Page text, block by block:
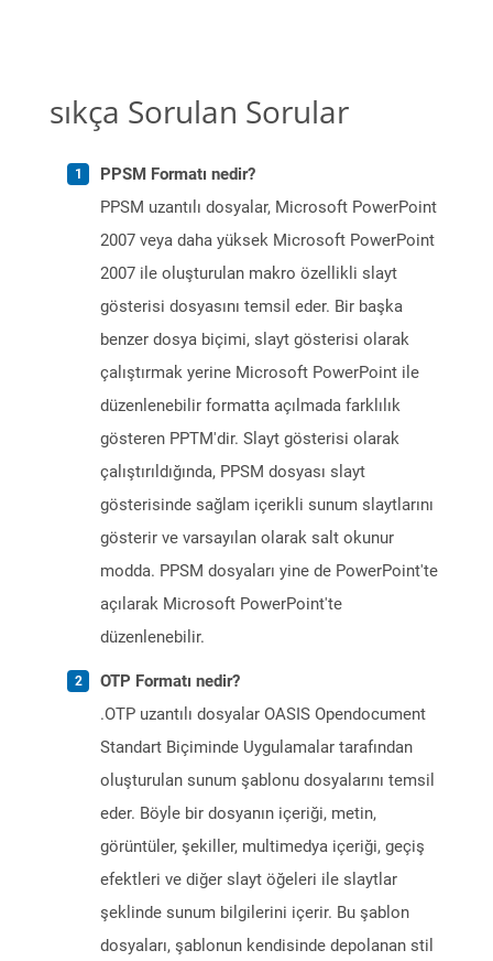
sıkça Sorulan Sorular
PPSM Formatı nedir?
PPSM uzantılı dosyalar, Microsoft PowerPoint
2007 veya daha yüksek Microsoft PowerPoint
2007 ile oluşturulan makro özellikli slayt
gösterisi dosyasını temsil eder. Bir başka
benzer dosya biçimi, slayt gösterisi olarak
çalıştırmak yerine Microsoft PowerPoint ile
düzenlenebilir formatta açılmada farklılık
gösteren PPTM'dir. Slayt gösterisi olarak
çalıştırıldığında, PPSM dosyası slayt
gösterisinde sağlam içerikli sunum slaytlarını
gösterir ve varsayılan olarak salt okunur
modda. PPSM dosyaları yine de PowerPoint'te
açılarak Microsoft PowerPoint'te
düzenlenebilir.
OTP Formatı nedir?
.OTP uzantılı dosyalar OASIS Opendocument
Standart Biçiminde Uygulamalar tarafından
oluşturulan sunum şablonu dosyalarını temsil
eder. Böyle bir dosyanın içeriği, metin,
görüntüler, şekiller, multimedya içeriği, geçiş
efektleri ve diğer slayt öğeleri ile slaytlar
şeklinde sunum bilgilerini içerir. Bu şablon
dosyaları, şablonun kendisinde depolanan stil